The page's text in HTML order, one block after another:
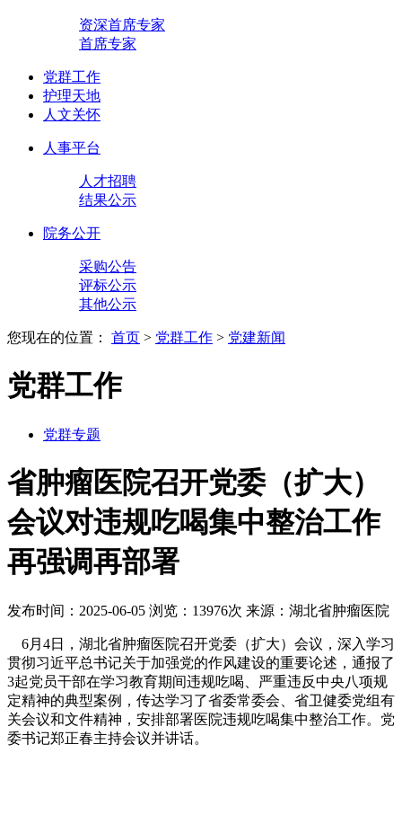
资深首席专家
首席专家
党群工作
护理天地
人文关怀
人事平台
人才招聘
结果公示
院务公开
采购公告
评标公示
其他公示
您现在的位置： 首页 > 党群工作 > 党建新闻
党群工作
党群专题
省肿瘤医院召开党委（扩大）
会议对违规吃喝集中整治工作
再强调再部署
发布时间：2025-06-05 浏览：13976次 来源：湖北省肿瘤医院
6月4日，湖北省肿瘤医院召开党委（扩大）会议，深入学习
贯彻习近平总书记关于加强党的作风建设的重要论述，通报了
3起党员干部在学习教育期间违规吃喝、严重违反中央八项规
定精神的典型案例，传达学习了省委常委会、省卫健委党组有
关会议和文件精神，安排部署医院违规吃喝集中整治工作。党
委书记郑正春主持会议并讲话。